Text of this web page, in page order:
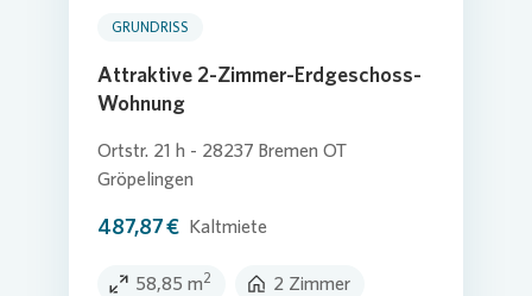
GRUNDRISS
Attraktive 2-Zimmer-Erdgeschoss-
Wohnung
Ortstr. 21 h - 28237 Bremen OT
Gröpelingen
487,87 € Kaltmiete
58,85 m2 2 Zimmer